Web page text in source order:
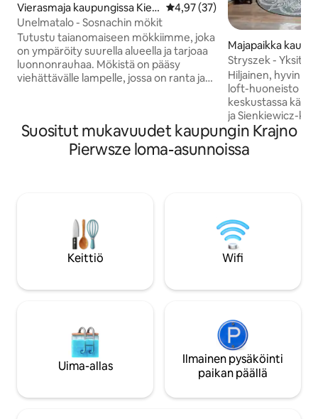
Vierasmaja kaupungissa Kielc
e
Keskimääräinen arvio 4,97/5,
4,97 (37)
Unelmatalo - Sosnachin mökit
Tutustu taianomaiseen mökkiimme, joka
on ympäröity suurella alueella ja tarjoaa
luonnonrauhaa. Mökistä on pääsy
viehättävälle lampelle, jossa on ranta ja
suistoon, tai heilua riippumatossa puun
alla. Aktiivisille vieraillemme tarjoamme
*melontaa Nida-joella ja *pyöräretkiä
Majapaikka
ce
Stryszek -
keskustassa
Hiljainen, hyvin
loft-huoneisto
keskustassa
ja Sienkiewicz-katujen
sinut tuntemaan
se oli kotimme
kodikas, lämmin ja
tarjoamme portin
se voi pysäköidä
eteen.
Suositut mukavuudet kaupungin Krajno
Pierwsze loma-asunnoissa
Keittiö Wifi
Uima-allas
Ilmainen pysäköinti
paikan päällä